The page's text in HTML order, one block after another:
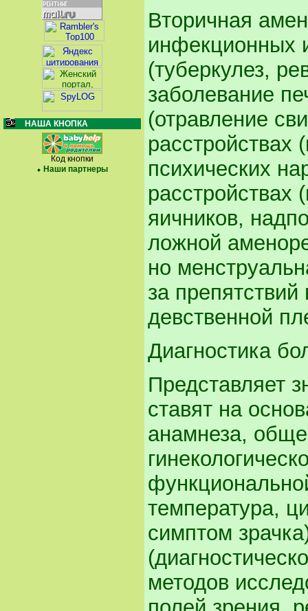
НАША КНОПКА
Код кнопки
Наши партнеры
Вторичная
инфекционных
(туберкулез,
заболевание
(отравление
расстройствах
психических
расстройствах
яичников,
ложной
но
за
девственной
Диагностика
Представляет
ставят на
анамнеза,
температура,
симптом
методов